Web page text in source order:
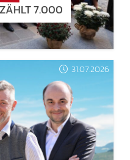
7.000
31.07.2026